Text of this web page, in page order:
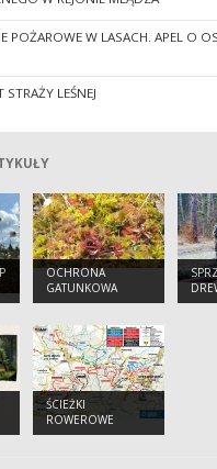
POŻAROWE W LASACH. APEL O
LEŚNEJ
OCHRONA
GATUNKOWA
ŚCIEŻKI
ROWEROWE
SINGLTREK